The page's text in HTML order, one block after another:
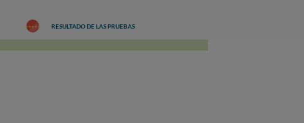
RESULTADO DE LAS PRUEBAS